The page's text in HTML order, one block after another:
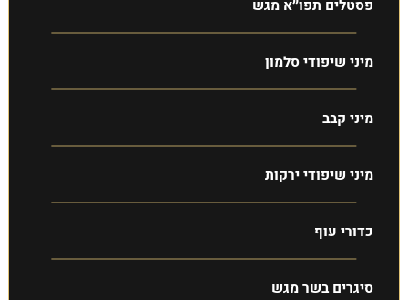
פסטלים תפו״א מגש
מיני שיפודי סלמון
מיני קבב
מיני שיפודי ירקות
כדורי עוף
סיגרים בשר מגש